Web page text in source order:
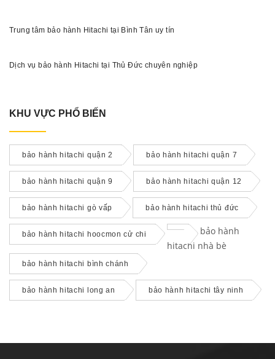
Trung tâm bảo hành Hitachi tại Bình Tân uy tín
Dịch vụ bảo hành Hitachi tại Thủ Đức chuyên nghiệp
KHU VỰC PHỔ BIẾN
bảo hành hitachi quận 2 bảo hành hitachi quận 7
bảo hành hitachi quận 9 bảo hành hitachi quận 12
bảo hành hitachi gò vấp bảo hành hitachi thủ đức
bảo hành hitachi hoocmon cử chi
bảo hành
hitachi nhà bè
bảo hành hitachi bình chánh
bảo hành hitachi long an bảo hành hitachi tây ninh